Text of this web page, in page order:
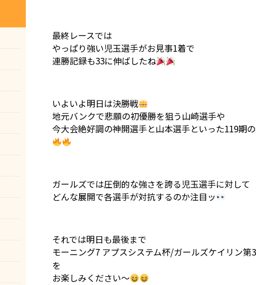
最終レースでは
やっぱり強い児玉選手がお見事1着で
連勝記録も33に伸ばしたね
いよいよ明日は決勝戦
地元バンクで悲願の初優勝を狙う山崎選手や
今大会絶好調の神開選手と山本選手といった119期
ガールズでは圧倒的な強さを誇る児玉選手に対して
どんな展開で各選手が対抗するのか注目ッ
それでは明日も最後まで
モーニング7 アプスシステム杯/ガールズケイリン
を
お楽しみください～